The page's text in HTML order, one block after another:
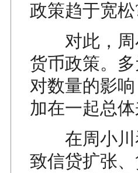
政策趋于宽松
对此，周
货币政策。
对数量的影
加在一起总
在周小川
致信贷扩张